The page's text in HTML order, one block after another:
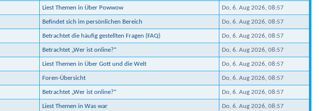
Liest Themen in Über Powwow Do, 6. Aug 2026, 08:57
Befindet sich im persönlichen Bereich Do, 6. Aug 2026, 08:57
Betrachtet die häufig gestellten Fragen (FAQ) Do, 6. Aug 2026, 08:57
Betrachtet „Wer ist online?“ Do, 6. Aug 2026, 08:57
Liest Themen in Über Gott und die Welt Do, 6. Aug 2026, 08:57
Foren-Übersicht Do, 6. Aug 2026, 08:57
Betrachtet „Wer ist online?“ Do, 6. Aug 2026, 08:57
Liest Themen in Was war Do, 6. Aug 2026, 08:57